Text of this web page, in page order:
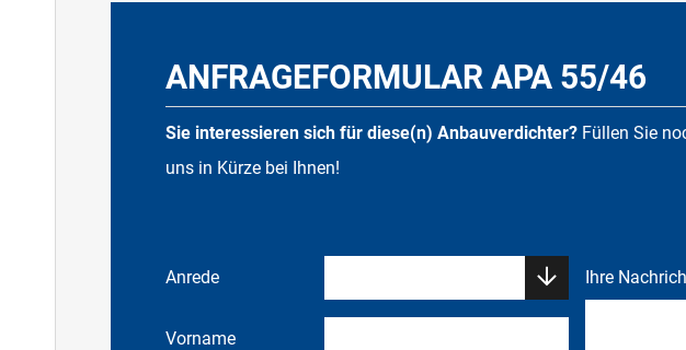
ANFRAGEFORMULAR APA 55/46
Sie interessieren sich für diese(n) Anbauverdichter? Füllen Sie
uns in Kürze bei Ihnen!
Anrede
Vorname
Ihre